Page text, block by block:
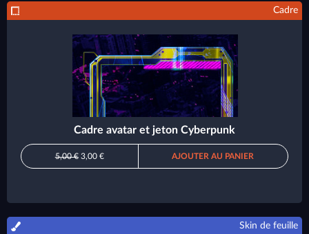
Cadre
Cadre avatar et jeton Cyberpunk
5,00 €3,00 € AJOUTER AU PANIER
Skin de feuille